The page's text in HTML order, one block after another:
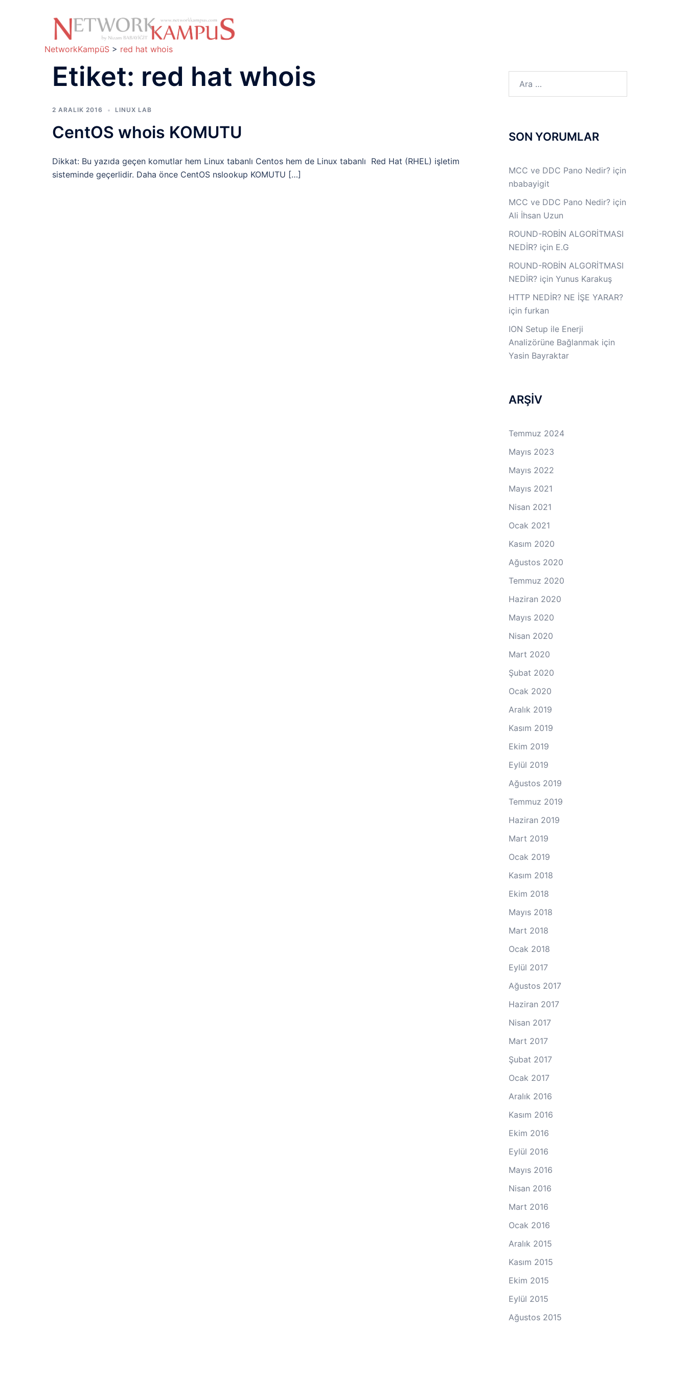
NetworkKampüS > red hat whois
Etiket: red hat whois
2 ARALIK 2016 LINUX LAB
CentOS whois KOMUTU
Dikkat: Bu yazıda geçen komutlar hem Linux tabanlı Centos hem de Linux tabanlı Red Hat (RHEL) işletim
sisteminde geçerlidir. Daha önce CentOS nslookup KOMUTU […]
SON YORUMLAR
MCC ve DDC Pano Nedir?için
nbabayigit
MCC ve DDC Pano Nedir?için
Ali İhsan Uzun
ROUND-ROBİN ALGORİTMASI
NEDİR?için E.G
ROUND-ROBİN ALGORİTMASI
NEDİR?için Yunus Karakuş
HTTP NEDİR? NE İŞE YARAR?
için furkan
ION Setup ile Enerji
Analizörüne Bağlanmak için
Yasin Bayraktar
ARŞİV
Temmuz 2024
Mayıs 2023
Mayıs 2022
Mayıs 2021
Nisan 2021
Ocak 2021
Kasım 2020
Ağustos 2020
Temmuz 2020
Haziran 2020
Mayıs 2020
Nisan 2020
Mart 2020
Şubat 2020
Ocak 2020
Aralık 2019
Kasım 2019
Ekim 2019
Eylül 2019
Ağustos 2019
Temmuz 2019
Haziran 2019
Mart 2019
Ocak 2019
Kasım 2018
Ekim 2018
Mayıs 2018
Mart 2018
Ocak 2018
Eylül 2017
Ağustos 2017
Haziran 2017
Nisan 2017
Mart 2017
Şubat 2017
Ocak 2017
Aralık 2016
Kasım 2016
Ekim 2016
Eylül 2016
Mayıs 2016
Nisan 2016
Mart 2016
Ocak 2016
Aralık 2015
Kasım 2015
Ekim 2015
Eylül 2015
Ağustos 2015